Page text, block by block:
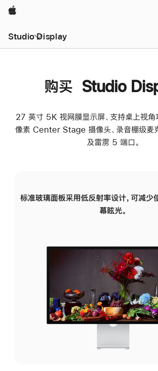
Apple
Studio Display
购买 Studio
27 英寸 5K 视网膜显示屏、支持桌上视
像素 Center Stage 摄像头、录音棚级麦
及雷雳 5 端口。
标准玻璃面板采用低反射率设计，可减少
幕眩光。